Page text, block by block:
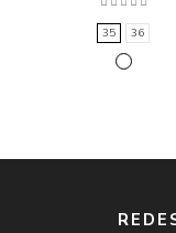
35 36